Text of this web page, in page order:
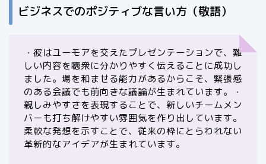
ビジネスでのポジティブな言い方（敬語）
・彼はユーモアを交えたプレゼンテーションで、難
しい内容を聴衆に分かりやすく伝えることに成功し
ました。場を和ませる能力があるからこそ、緊張感
のある会議でも前向きな議論が生まれています。・
親しみやすさを表現することで、新しいチームメン
バーも打ち解けやすい雰囲気を作り出しています。
柔軟な発想を示すことで、従来の枠にとらわれない
革新的なアイデアが生まれています。